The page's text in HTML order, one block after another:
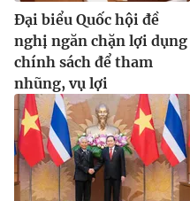
Đại biểu Quốc hội đề
nghị ngăn chặn lợi dụng
chính sách để tham
nhũng, vụ lợi